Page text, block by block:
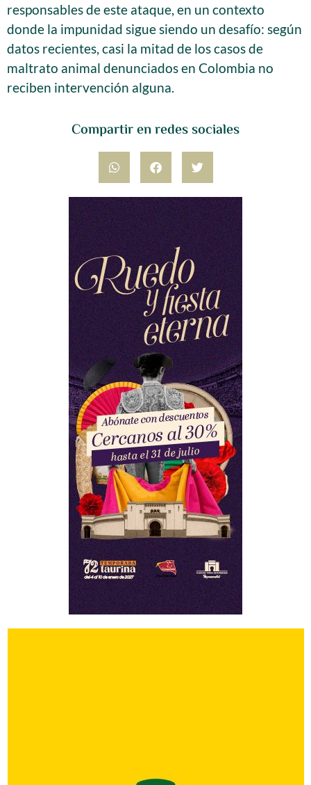
Compartir en redes sociales
responsables de este ataque, en un contexto
donde la impunidad sigue siendo un desafío: según
datos recientes, casi la mitad de los casos de
maltrato animal denunciados en Colombia no
reciben intervención alguna.